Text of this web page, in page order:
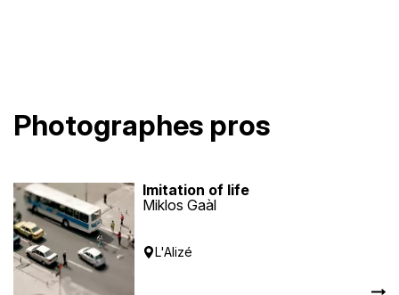
Photographes pros
Imitation of life
Miklos Gaàl
L'Alizé